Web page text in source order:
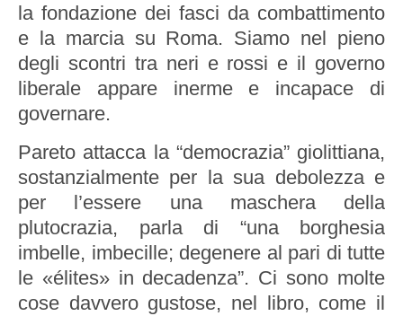
la fondazione dei fasci da combattimento
e la marcia su Roma. Siamo nel pieno
degli scontri tra neri e rossi e il governo
liberale appare inerme e incapace di
governare.
Pareto attacca la “democrazia” giolittiana,
sostanzialmente per la sua debolezza e
per l’essere una maschera della
plutocrazia, parla di “una borghesia
imbelle, imbecille; degenere al pari di tutte
le «élites» in decadenza”. Ci sono molte
cose davvero gustose, nel libro, come il